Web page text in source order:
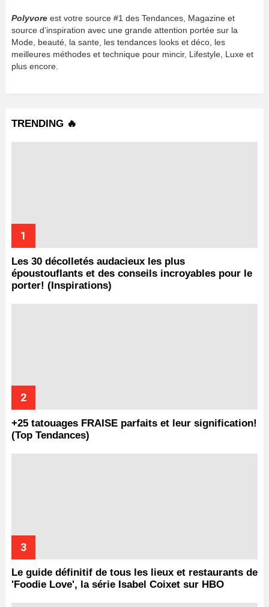
Polyvore est votre source #1 des Tendances, Magazine et
source d’inspiration avec une grande attention portée sur la
Mode, beauté, la sante, les tendances looks et déco, les
meilleures méthodes et technique pour mincir, Lifestyle, Luxe et
plus encore.
TRENDING 🔥
Les 30 décolletés audacieux les plus
époustouflants et des conseils incroyables pour le
porter! (Inspirations)
+25 tatouages ​​FRAISE parfaits et leur signification!
(Top Tendances)
Le guide définitif de tous les lieux et restaurants de
'Foodie Love', la série Isabel Coixet sur HBO